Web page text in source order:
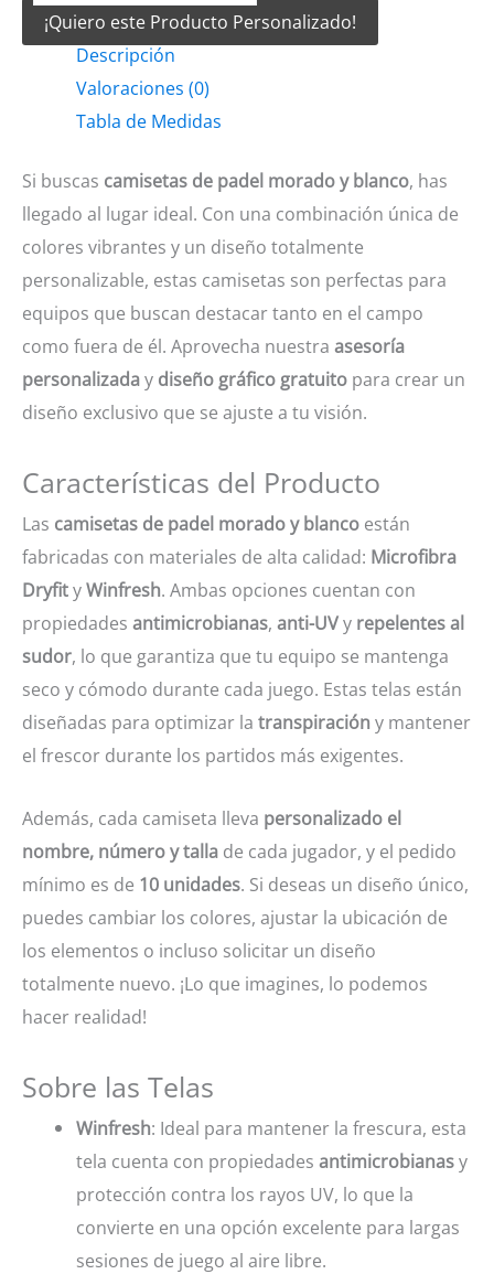
Padel
Morado
blanco
¡Quiero este Producto Personalizado!
Descripción
Valoraciones (0)
Tabla de Medidas
Si buscas camisetas de padel morado y blanco, has
llegado al lugar ideal. Con una combinación única de
colores vibrantes y un diseño totalmente
personalizable, estas camisetas son perfectas para
equipos que buscan destacar tanto en el campo
como fuera de él. Aprovecha nuestra asesoría
personalizaday diseño gráfico gratuito para crear un
diseño exclusivo que se ajuste a tu visión.
Características del Producto
Las camisetas de padel morado y blanco están
fabricadas con materiales de alta calidad: Microfibra
DryfityWinfresh. Ambas opciones cuentan con
propiedades antimicrobianas, anti-UVy repelentes al
sudor, lo que garantiza que tu equipo se mantenga
seco y cómodo durante cada juego. Estas telas están
diseñadas para optimizar la transpiración y mantener
el frescor durante los partidos más exigentes.
Además, cada camiseta lleva personalizado el
nombre, número y talla de cada jugador, y el pedido
mínimo es de 10 unidades. Si deseas un diseño único,
puedes cambiar los colores, ajustar la ubicación de
los elementos o incluso solicitar un diseño
totalmente nuevo. ¡Lo que imagines, lo podemos
hacer realidad!
Sobre las Telas
Winfresh: Ideal para mantener la frescura, esta
tela cuenta con propiedadesantimicrobianasy
protección contra los rayos UV, lo que la
convierte en una opción excelente para largas
sesiones de juego al aire libre.